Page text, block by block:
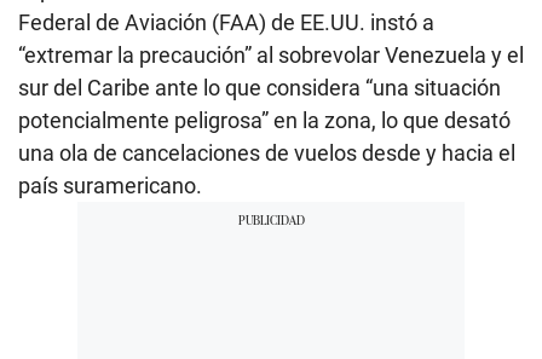
Federal de Aviación (FAA) de EE.UU. instó a
“extremar la precaución” al sobrevolar Venezuela y el
sur del Caribe ante lo que considera “una situación
potencialmente peligrosa” en la zona, lo que desató
una ola de cancelaciones de vuelos desde y hacia el
país suramericano.